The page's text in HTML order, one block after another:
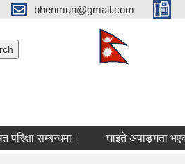
bherimun@gmail.com
सम्बन्धमा । घाइते अपाङ्गता भएका